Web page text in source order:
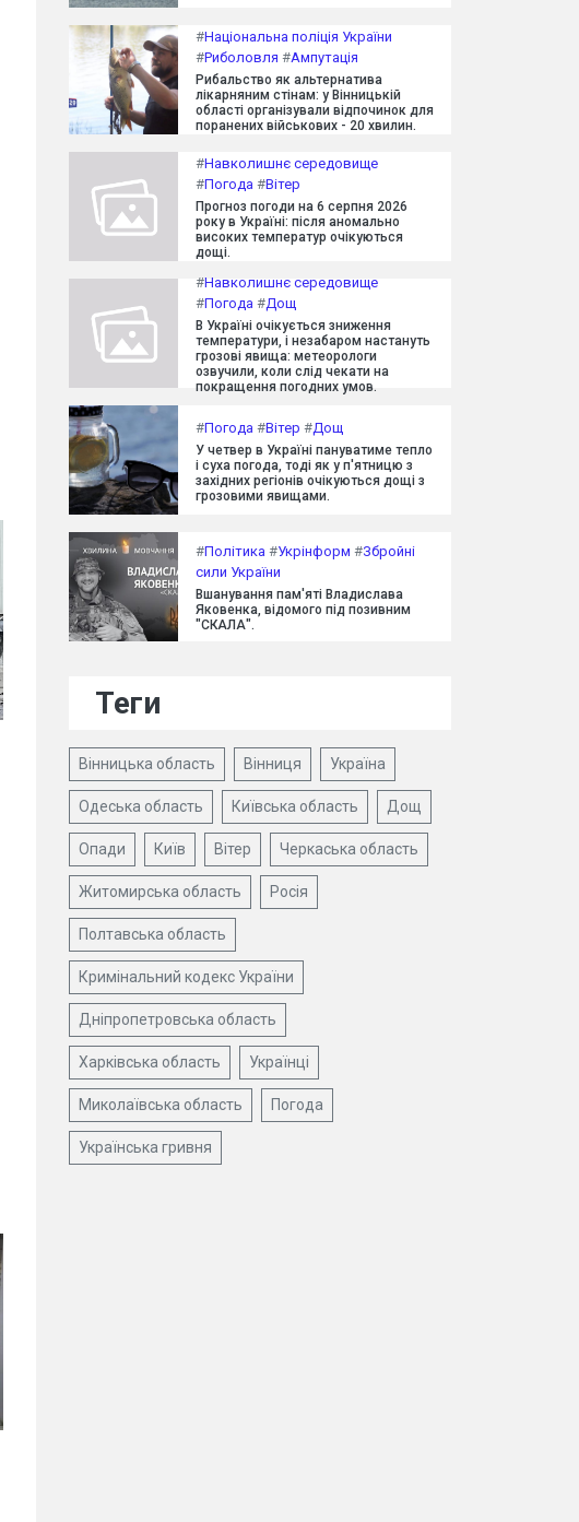
#Національна поліція України
#Риболовля #Ампутація
Рибальство як альтернатива
лікарняним стінам: у Вінницькій
області організували відпочинок для
поранених військових - 20 хвилин.
#Навколишнє середовище
#Погода #Вітер
Прогноз погоди на 6 серпня 2026
року в Україні: після аномально
високих температур очікуються
дощі.
#Навколишнє середовище
#Погода #Дощ
В Україні очікується зниження
температури, і незабаром настануть
грозові явища: метеорологи
озвучили, коли слід чекати на
покращення погодних умов.
#Погода #Вітер #Дощ
У четвер в Україні пануватиме тепло
і суха погода, тоді як у п'ятницю з
західних регіонів очікуються дощі з
грозовими явищами.
#Політика #Укрінформ #Збройні
сили України
Вшанування пам'яті Владислава
Яковенка, відомого під позивним
"СКАЛА".
Теги
Вінницька область Вінниця Україна
Одеська область Київська область Дощ
Опади Київ Вітер Черкаська область
Житомирська область Росія
Полтавська область
Кримінальний кодекс України
Дніпропетровська область
Харківська область Українці
Миколаївська область Погода
Українська гривня